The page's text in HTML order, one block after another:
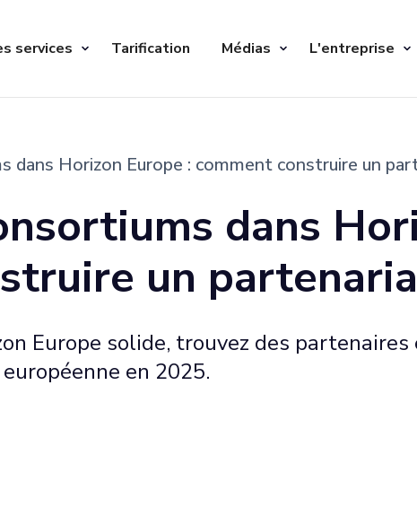
services Tarification Médias L'entreprise
dans Horizon Europe : comment construire un
dans
un
Europe solide, trouvez des
en 2025.